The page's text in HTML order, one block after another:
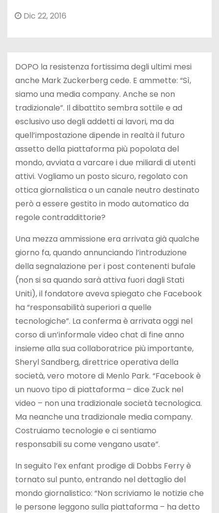
Dic 22, 2016
DOPO la resistenza fortissima degli ultimi mesi
anche Mark Zuckerberg cede. E ammette: “Sì,
siamo una media company. Anche se non
tradizionale”. Il dibattito sembra sottile e ad
esclusivo uso degli addetti ai lavori, ma da
quell’impostazione dipende in realtà il futuro
assetto della piattaforma più popolata del
mondo, avviata a varcare i due miliardi di utenti
attivi. Vogliamo un posto sicuro, regolato con
ottica giornalistica o un canale neutro destinato
però a essere gestito in modo automatico da
regole contraddittorie?
Una mezza ammissione era arrivata già qualche
giorno fa, quando annunciando l’introduzione
della segnalazione per i post contenenti bufale
(non si sa quando sarà attiva fuori dagli Stati
Uniti), il fondatore aveva spiegato che Facebook
ha “responsabilità superiori a quelle
tecnologiche”. La conferma è arrivata oggi nel
corso di un’informale video chat di fine anno
insieme alla sua collaboratrice più importante,
Sheryl Sandberg, direttrice operativa della
società, vero motore di Menlo Park. “Facebook è
un nuovo tipo di piattaforma – dice Zuck nel
video – non una tradizionale società tecnologica.
Ma neanche una tradizionale media company.
Costruiamo tecnologie e ci sentiamo
responsabili su come vengano usate”.
In seguito l’ex enfant prodige di Dobbs Ferry è
tornato sul punto, entrando nel dettaglio del
mondo giornalistico: “Non scriviamo le notizie che
le persone leggono sulla piattaforma – ha detto